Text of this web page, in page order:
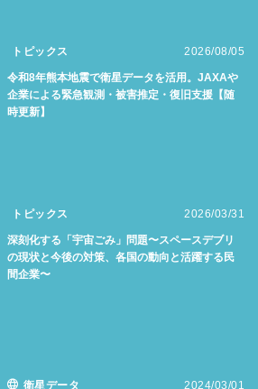
トピックス 2026/08/05
令和8年熊本地震で衛星データを活用。JAXAや
企業による緊急観測・被害推定・復旧支援【随
時更新】
トピックス 2026/03/31
深刻化する「宇宙ごみ」問題〜スペースデブリ
の現状と今後の対策、各国の動向と活躍する民
間企業〜
衛星データ 2024/03/01